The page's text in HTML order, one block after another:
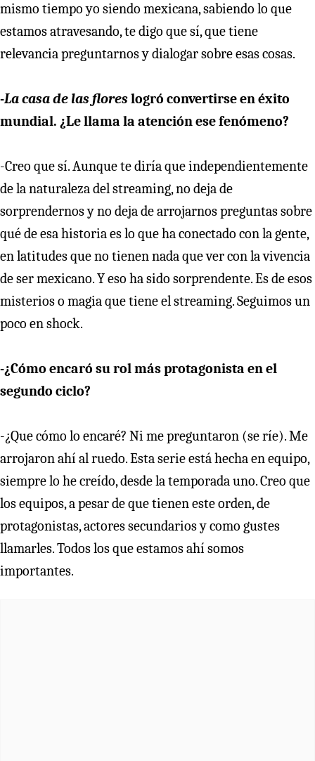
mismo tiempo yo siendo mexicana, sabiendo lo que
estamos atravesando, te digo que sí, que tiene
relevancia preguntarnos y dialogar sobre esas cosas.
-La casa de las floreslogró convertirse en éxito
mundial. ¿Le llama la atención ese fenómeno?
-Creo que sí. Aunque te diría que independientemente
de la naturaleza del streaming, no deja de
sorprendernos y no deja de arrojarnos preguntas sobre
qué de esa historia es lo que ha conectado con la gente,
en latitudes que no tienen nada que ver con la vivencia
de ser mexicano. Y eso ha sido sorprendente. Es de esos
misterios o magia que tiene el streaming. Seguimos un
poco en shock.
-¿Cómo encaró su rol más protagonista en el
segundo ciclo?
-¿Que cómo lo encaré? Ni me preguntaron (se ríe). Me
arrojaron ahí al ruedo. Esta serie está hecha en equipo,
siempre lo he creído, desde la temporada uno. Creo que
los equipos, a pesar de que tienen este orden, de
protagonistas, actores secundarios y como gustes
llamarles. Todos los que estamos ahí somos
importantes.